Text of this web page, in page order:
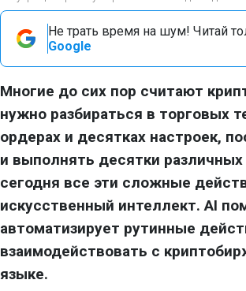
Не трать время на шум! Читай
Google
Многие до сих пор считают
нужно разбираться в торговых
ордерах и десятках настроек,
и выполнять десятки
сегодня все эти сложные
искусственный интеллект. AI
автоматизирует рутинные
взаимодействовать с
языке.